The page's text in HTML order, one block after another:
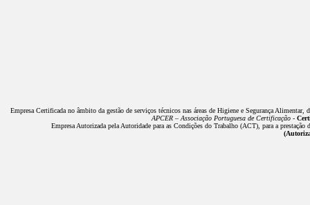
Empresa Certificada no âmbito da gestão de serviços técnicos nas áreas de Higiene e Segurança
APCER – Associação Portuguesa de Certificação -
Empresa Autorizada pela Autoridade para as Condições do Trabalho (ACT), para a